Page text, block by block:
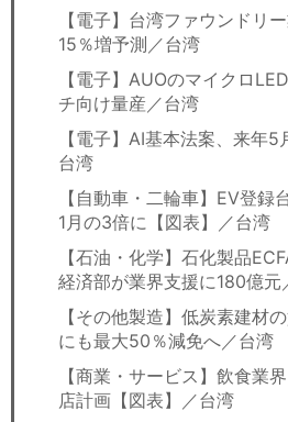
【電子】台湾ファウンドリ
15％増予測／台湾
【電子】AUOのマイクロ
チ向け量産／台湾
【電子】AI基本法案、来年
台湾
【自動車・二輪車】EV登
1月の3倍に【図表】／台湾
【石油・化学】石化製品
経済部が業界支援に180億元
【その他製造】低炭素建材
にも最大50％減免へ／台湾
【商業・サービス】飲食業
店計画【図表】／台湾